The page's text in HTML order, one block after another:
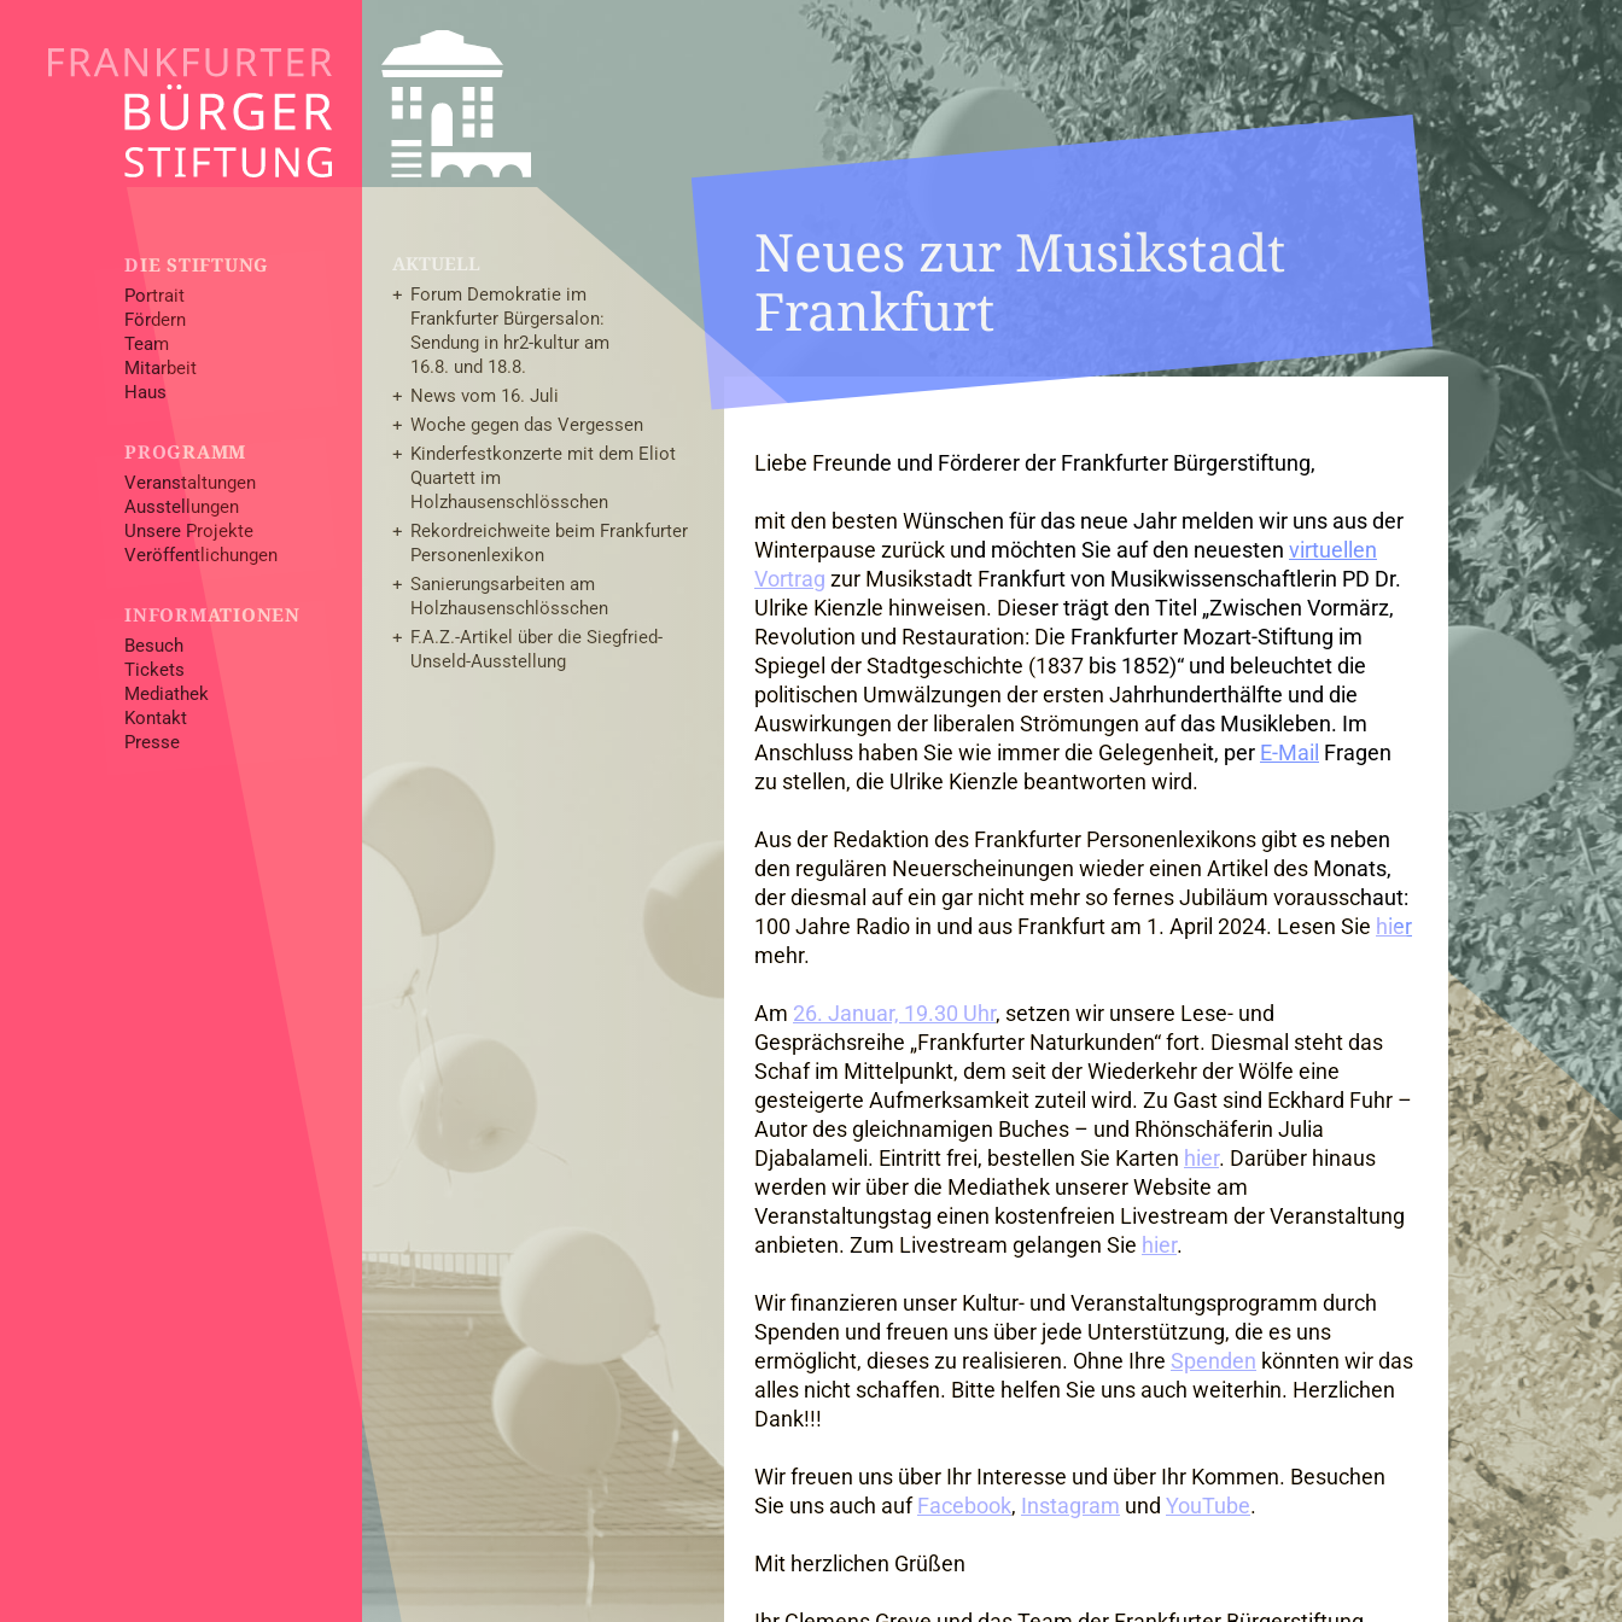
DIE STIFTUNG
Portrait
Fördern
Team
Mitarbeit
Haus
PROGRAMM
Veranstaltungen
Ausstellungen
Unsere Projekte
Veröffentlichungen
INFORMATIONEN
Besuch
Tickets
Mediathek
Kontakt
Presse
AKTUELL
Forum Demokratie im
Frankfurter Bürgersalon:
Sendung in hr2-kultur am
16.8. und 18.8.
News vom 16. Juli
Woche gegen das Vergessen
Kinderfestkonzerte mit dem Eliot
Quartett im
Holzhausenschlösschen
Rekordreichweite beim Frankfurter
Personenlexikon
Sanierungsarbeiten am
Holzhausenschlösschen
F.A.Z.-Artikel über die Siegfried-
Unseld-Ausstellung
Neues zur Musikstadt
Frankfurt
Liebe Freunde und Förderer der Frankfurter Bürgerstiftung,
mit den besten Wünschen für das neue Jahr melden wir uns aus der
Winterpause zurück und möchten Sie auf den neuesten virtuellen
Vortrag zur Musikstadt Frankfurt von Musikwissenschaftlerin PD Dr.
Ulrike Kienzle hinweisen. Dieser trägt den Titel „Zwischen Vormärz,
Revolution und Restauration: Die Frankfurter Mozart-Stiftung im
Spiegel der Stadtgeschichte (1837 bis 1852)“ und beleuchtet die
politischen Umwälzungen der ersten Jahrhunderthälfte und die
Auswirkungen der liberalen Strömungen auf das Musikleben. Im
Anschluss haben Sie wie immer die Gelegenheit, per E-Mail Fragen
zu stellen, die Ulrike Kienzle beantworten wird.
Aus der Redaktion des Frankfurter Personenlexikons gibt es neben
den regulären Neuerscheinungen wieder einen Artikel des Monats,
der diesmal auf ein gar nicht mehr so fernes Jubiläum vorausschaut:
100 Jahre Radio in und aus Frankfurt am 1. April 2024. Lesen Sie hier
mehr.
Am 26. Januar, 19.30 Uhr, setzen wir unsere Lese- und
Gesprächsreihe „Frankfurter Naturkunden“ fort. Diesmal steht das
Schaf im Mittelpunkt, dem seit der Wiederkehr der Wölfe eine
gesteigerte Aufmerksamkeit zuteil wird. Zu Gast sind Eckhard Fuhr –
Autor des gleichnamigen Buches – und Rhönschäferin Julia
Djabalameli. Eintritt frei, bestellen Sie Karten hier. Darüber hinaus
werden wir über die Mediathek unserer Website am
Veranstaltungstag einen kostenfreien Livestream der Veranstaltung
anbieten. Zum Livestream gelangen Sie hier.
Wir finanzieren unser Kultur- und Veranstaltungsprogramm durch
Spenden und freuen uns über jede Unterstützung, die es uns
ermöglicht, dieses zu realisieren. Ohne Ihre Spenden könnten wir das
alles nicht schaffen. Bitte helfen Sie uns auch weiterhin. Herzlichen
Dank!!!
Wir freuen uns über Ihr Interesse und über Ihr Kommen. Besuchen
Sie uns auch aufFacebook, Instagram und YouTube.
Mit herzlichen Grüßen